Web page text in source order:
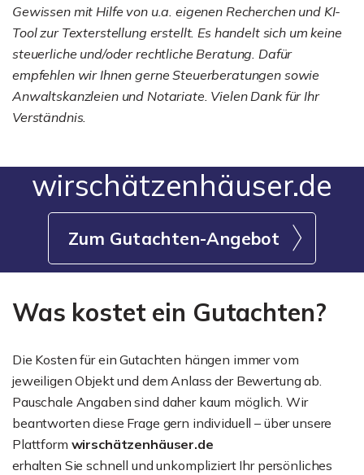
Gewissen mit Hilfe von u.a. eigenen Recherchen und KI-
Tool zur Texterstellung erstellt. Es handelt sich um keine
steuerliche und/oder rechtliche Beratung. Dafür
empfehlen wir Ihnen gerne Steuerberatungen sowie
Anwaltskanzleien und Notariate. Vielen Dank für Ihr
Verständnis.
wirschätzenhäuser.de
Zum Gutachten-Angebot
Was kostet ein Gutachten?
Die Kosten für ein Gutachten hängen immer vom
jeweiligen Objekt und dem Anlass der Bewertung ab.
Pauschale Angaben sind daher kaum möglich. Wir
beantworten diese Frage gern individuell – über unsere
Plattform wirschätzenhäuser.de
erhalten Sie schnell und unkompliziert Ihr persönliches